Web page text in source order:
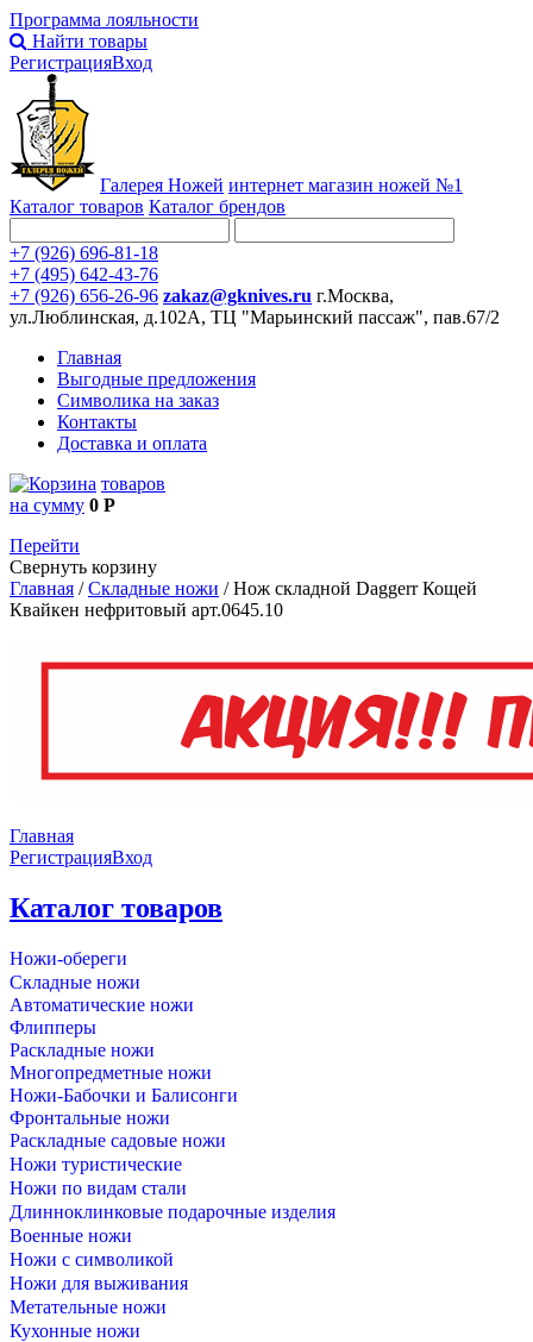
Программа лояльности
Найти товары
РегистрацияВход
Галерея Ножей интернет магазин ножей №1
Каталог товаров Каталог брендов
+7 (926) 696-81-18
+7 (495) 642-43-76
+7 (926) 656-26-96 zakaz@gknives.ru г.Москва,
ул.Люблинская, д.102А, ТЦ "Марьинский пассаж", пав.67/2
Главная
Выгодные предложения
Символика на заказ
Контакты
Доставка и оплата
товаров
на сумму 0 Р
Перейти
Свернуть корзину
Главная /Складные ножи /Нож складной Daggerr Кощей
Квайкен нефритовый арт.0645.10
Главная
РегистрацияВход
Каталог товаров
Ножи-обереги
Складные ножи
Автоматические ножи
Флипперы
Раскладные ножи
Многопредметные ножи
Ножи-Бабочки и Балисонги
Фронтальные ножи
Раскладные садовые ножи
Ножи туристические
Ножи по видам стали
Длинноклинковые подарочные изделия
Военные ножи
Ножи с символикой
Ножи для выживания
Метательные ножи
Кухонные ножи